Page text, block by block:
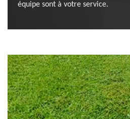
équipe sont à votre service.